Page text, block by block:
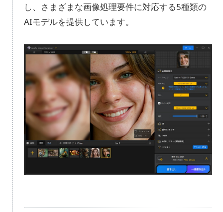
し、さまざまな画像処理要件に対応する5種類の
AIモデルを提供しています。